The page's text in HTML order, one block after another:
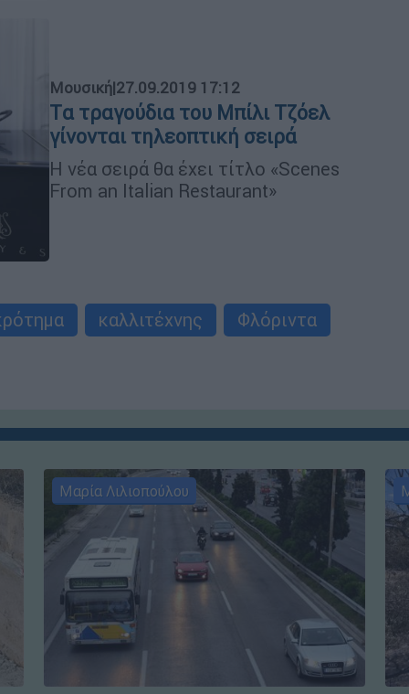
Μουσική|27.09.2019 17:12
Tα τραγούδια του Μπίλι Τζόελ
γίνονται τηλεοπτική σειρά
Η νέα σειρά θα έχει τίτλο «Scenes
From an Italian Restaurant»
καλλιτέχνης
Φλόριντα
Μαρία Λιλιοπούλου